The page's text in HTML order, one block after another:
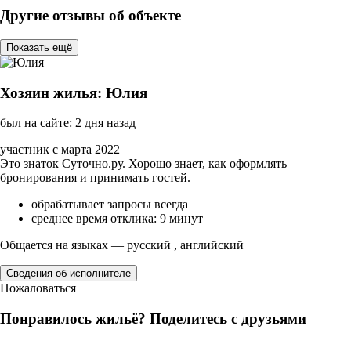
Другие отзывы об объекте
Показать ещё
Хозяин жилья: Юлия
был на сайте: 2 дня назад
участник с марта 2022
Это знаток Суточно.ру. Хорошо знает, как оформлять
бронирования и принимать гостей.
обрабатывает запросы всегда
среднее время отклика: 9 минут
Общается на языках — русский , английский
Сведения об исполнителе
Пожаловаться
Понравилось жильё? Поделитесь с друзьями